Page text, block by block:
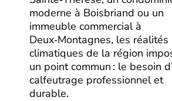
moderne à Boisbriand ou un
immeuble commercial à
Deux‑Montagnes, les réalités
climatiques de la région
un point commun : le besoin
calfeutrage professionnel et
durable.